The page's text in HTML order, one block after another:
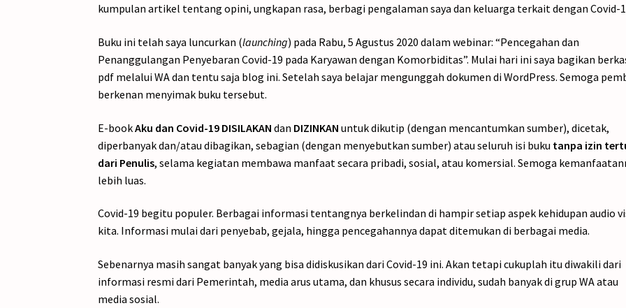
kumpulan artikel tentang opini, ungkapan rasa, berbagi pengalaman saya dan keluarga terkait dengan Covid-
Buku ini telah saya luncurkan (launching) pada Rabu, 5 Agustus 2020 dalam webinar: “Pencegahan dan
Penanggulangan Penyebaran Covid-19 pada Karyawan dengan Komorbiditas”. Mulai hari ini saya bagikan
pdf melalui WA dan tentu saja blog ini. Setelah saya belajar mengunggah dokumen di WordPress. Semoga
berkenan menyimak buku tersebut.
E-bookAku dan Covid-19 DISILAKAN dan DIZINKAN untuk dikutip (dengan mencantumkan sumber), dicetak,
diperbanyak dan/atau dibagikan, sebagian (dengan menyebutkan sumber) atau seluruh isi buku tanpa izin
dari Penulis, selama kegiatan membawa manfaat secara pribadi, sosial, atau komersial. Semoga
lebih luas.
Covid-19 begitu populer. Berbagai informasi tentangnya berkelindan di hampir setiap aspek kehidupan audio
kita. Informasi mulai dari penyebab, gejala, hingga pencegahannya dapat ditemukan di berbagai media.
Sebenarnya masih sangat banyak yang bisa didiskusikan dari Covid-19 ini. Akan tetapi cukuplah itu diwakili dari
informasi resmi dari Pemerintah, media arus utama, dan khusus secara individu, sudah banyak di grup WA atau
media sosial.